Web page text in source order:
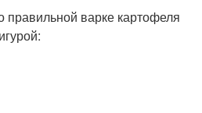
правильной варке картофеля